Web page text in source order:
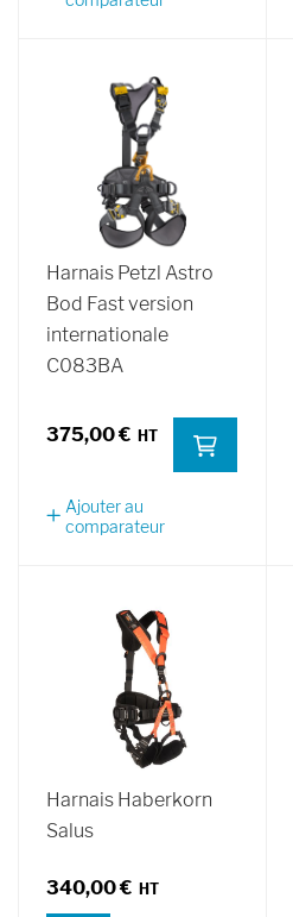
Harnais Petzl Astro
Bod Fast version
internationale
C083BA
375,00 €
Ajouter au
comparateur
Harnais Haberkorn
Salus
340,00 €